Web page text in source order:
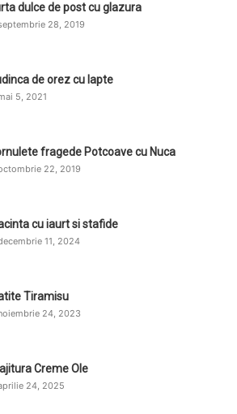
dulce de post cu glazura
28, 2019
de orez cu lapte
5, 2021
fragede Potcoave cu Nuca
22, 2019
cu iaurt si stafide
11, 2024
Tiramisu
24, 2023
Creme Ole
24, 2025